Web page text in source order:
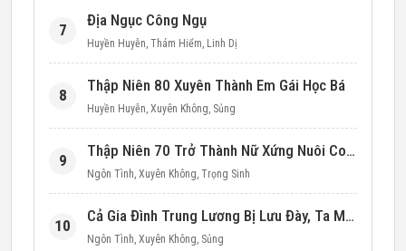
7
Địa Ngục Công Ngụ
Huyền Huyễn, Thám Hiểm, Linh Dị
8
Thập Niên 80 Xuyên Thành Em Gái Học Bá
Huyền Huyễn, Xuyên Không, Sủng
9
Thập Niên 70 Trở Thành Nữ Xứng Nuôi Con Làm Giàu
Ngôn Tình, Xuyên Không, Trọng Sinh
10
Cả Gia Đình Trung Lương Bị Lưu Đày, Ta Mang Không Gian Cứu Cả Nhà
Ngôn Tình, Xuyên Không, Sủng